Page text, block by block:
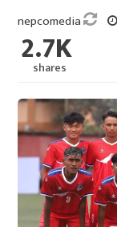
nepcomedia
2.7K
shares